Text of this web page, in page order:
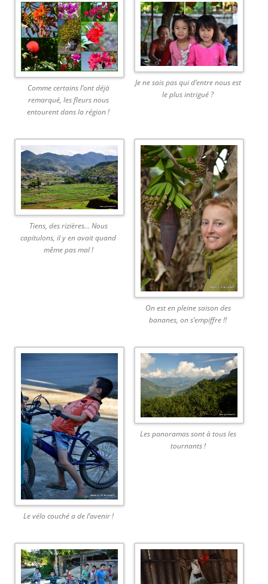
Comme certains l’ont déjà
remarqué, les fleurs nous
entourent dans la région !
Je ne sais pas qui d’entre nous est
le plus intrigué ?
Tiens, des rizières… Nous
capitulons, il y en avait quand
même pas mal !
On est en pleine saison des
bananes, on s’empiffre !!
Le vélo couché a de l’avenir !
Les panoramas sont à tous les
tournants !